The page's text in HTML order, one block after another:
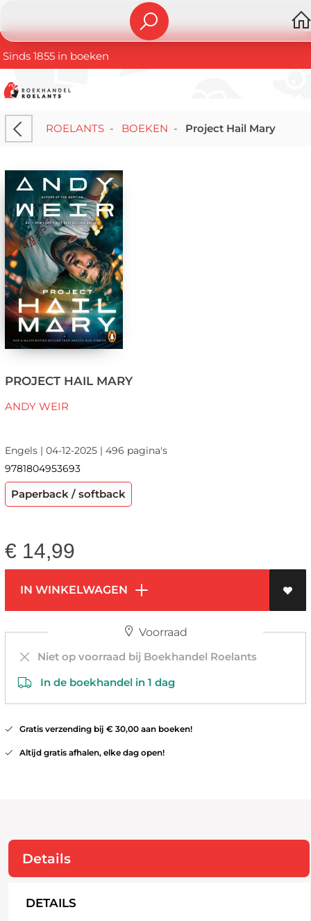
Sinds 1855 in boeken
ROELANTS- BOEKEN - Project Hail Mary
PROJECT HAIL MARY
ANDY WEIR
Engels | 04-12-2025 | 496 pagina's
9781804953693
Paperback / softback
€ 14,99
IN WINKELWAGEN
Voorraad
Niet op voorraad bij Boekhandel Roelants
In de boekhandel in 1 dag
Gratis verzending bij € 30,00 aan boeken!
Altijd gratis afhalen, elke dag open!
Details
DETAILS